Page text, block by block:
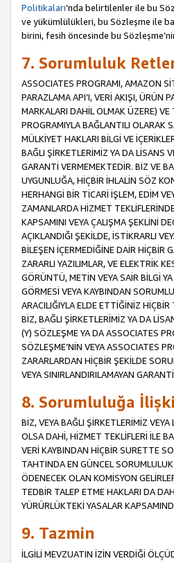
Politikaları’nda belirtilenler ile bu
ve yükümlülükleri, bu Sözleşme ile
birini, fesih öncesinde bu
7. Sorumluluk
ASSOCIATES PROGRAMI, AMAZON
PARAZLAMA API’I, VERİ AKIŞI, ÜRÜN
MARKALARI DAHİL OLMAK ÜZERE)
PROGRAMIYLA BAĞLANTILI OLARAK
MÜLKİYET HAKLARI BİLGİ VE
BAĞLI ŞİRKETLERİMİZ YA DA LİSANS
GARANTİ VERMEMEKTEDİR. BİZ VE
UYGUNLUĞA, HİÇBİR İHLALİN SÖZ
HERHANGİ BİR TİCARİ İŞLEM, EDİM
ZAMANLARDA HİZMET
KAPSAMINI VEYA ÇALIŞMA ŞEKLİNİ
AÇIKLANDIĞI ŞEKİLDE, İSTİKRARLI
BİLEŞEN İÇERMEDİĞİNE DAİR HİÇBİR
ZARARLI YAZILIMLAR, VE ELEKTRİK
GÖRÜNTÜ, METİN VEYA SAİR BİLGİ
GÖRMESİ VEYA KAYBINDAN
ARACILIĞIYLA ELDE ETTİĞİNİZ
BİZ, BAĞLI ŞİRKETLERİMİZ YA DA
(Y) SÖZLEŞME YA DA ASSOCIATES
SÖZLEŞME’NİN VEYA ASSOCIATES
ZARARLARDAN HİÇBİR ŞEKİLDE
VEYA SINIRLANDIRILAMAYAN
8. Sorumluluğa
BİZ, VEYA BAĞLI ŞİRKETLERİMİZ
OLSA DAHİ, HİZMET TEKLİFLERİ İLE
VERİ KAYBINDAN HİÇBİR SURETTE
TAHTINDA EN GÜNCEL
ÖDENECEK OLAN KOMİSYON
TEDBİR TALEP ETME HAKLARI DA
YÜRÜRLÜKTEKİ YASALAR
9. Tazmin
İLGİLİ MEVZUATIN İZİN VERDİĞİ